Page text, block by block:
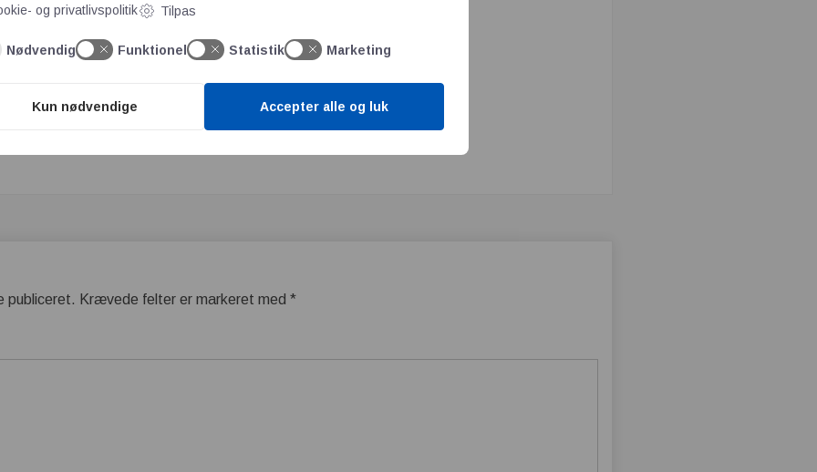
Og læs artiklen her
brandtests førte til vellykket biofacadetest i fuld skala
Institut's Firmaprofil
publiceret. Krævede felter er markeret med*
og privatlivspolitik Tilpas
Nødvendig Funktionel Statistik Marketing
Kun nødvendige Accepter alle og luk